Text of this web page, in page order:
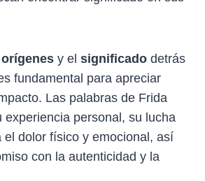
orígenes y el significado detrás
fundamental para apreciar
Las palabras de Frida
experiencia personal, su lucha
el dolor físico y emocional, así
con la autenticidad y la